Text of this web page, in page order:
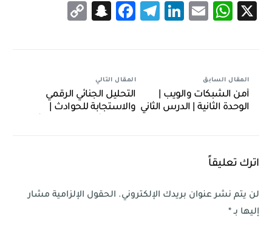
X
WhatsApp
Email
LinkedIn
Telegram
Facebook
Snapchat
المقال السابق
أمن الشبكات والويب |
الوحدة الثانية | الدرس الثاني
المقال التالي
التحليل الجنائي الرقمي
والاستجابة للحوادث |
اترك تعليقاً
لن يتم نشر عنوان بريدك الإلكتروني. الحقول الإلزامية مشار
إليها بـ*